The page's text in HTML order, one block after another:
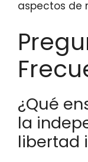
aspectos de
¿Qué
la
libertad